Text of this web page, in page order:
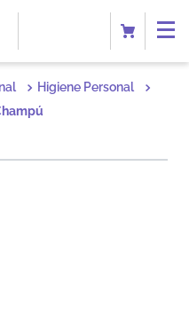
Higiene Personal